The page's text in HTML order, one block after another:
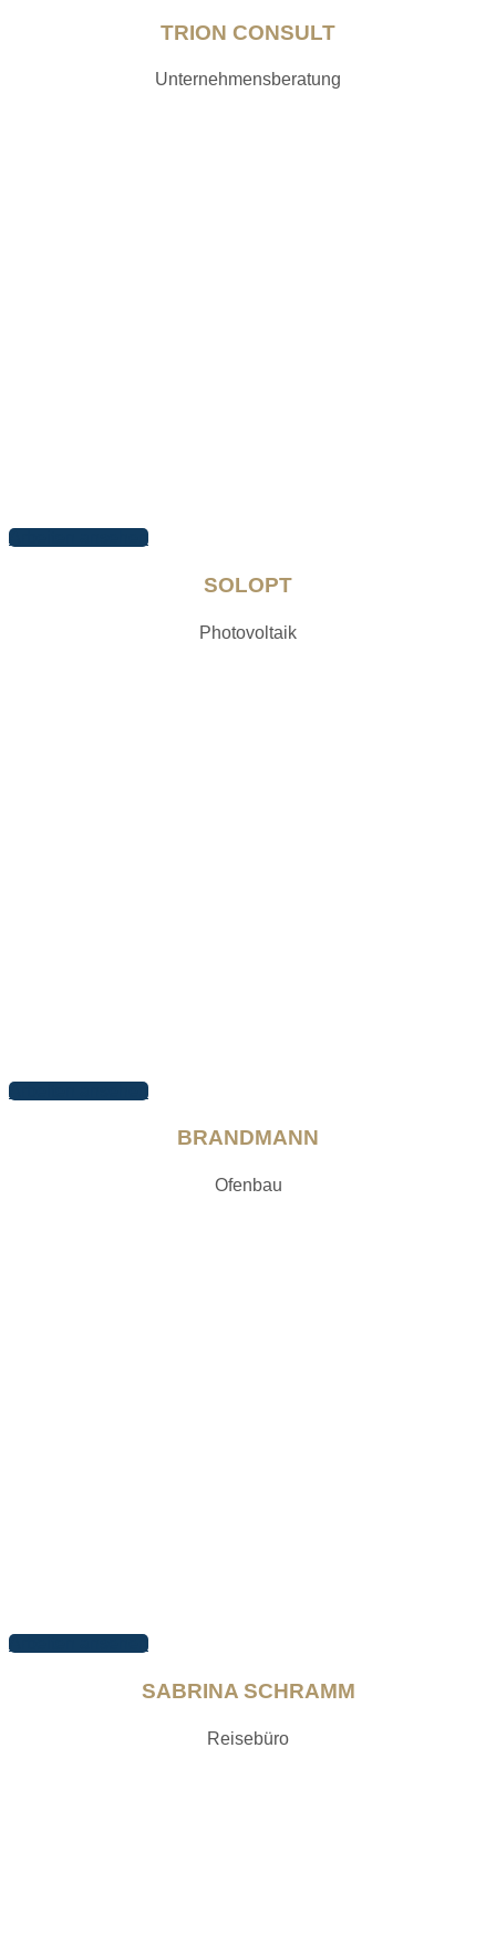
TRION CONSULT
Unternehmensberatung
Arbeiten ansehen
SOLOPT
Photovoltaik
Arbeiten ansehen
BRANDMANN
Ofenbau
Arbeiten ansehen
SABRINA SCHRAMM
Reisebüro